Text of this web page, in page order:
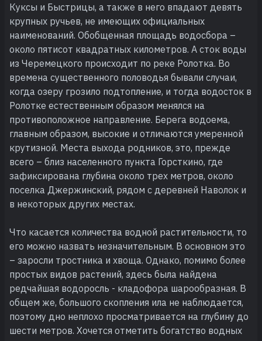
Куксы и Быстрицы, а также в него впадают девять
крупных ручьев, не имеющих официальных
наименований. Обобщенная площадь водосбора –
около пятисот квадратных километров. А сток воды
из Черемецкого происходит по реке Ролотка. Во
времена существенного половодья бывали случаи,
когда озеру грозило подтопление, и тогда водосток в
Ролотке естественным образом менялся на
противоположное направление. Берега водоема,
главным образом, высокие и отличаются умеренной
крутизной. Места выхода родников, это, прежде
всего – близ населенного пункта Горсткино, где
зафиксирована глубина около трех метров, около
поселка Джержинский, рядом с деревней Наволок и
в некоторых других местах.
Что касается количества водной растительности, то
его можно назвать незначительным. В основном это
– заросли тростника и хвоща. Однако, помимо более
простых видов растений, здесь была найдена
редчайшая водоросль - кладофора шарообразная. В
общем же, большого скопления ила не наблюдается,
поэтому дно неплохо просматривается на глубину до
шести метров. Хочется отметить богатство водных